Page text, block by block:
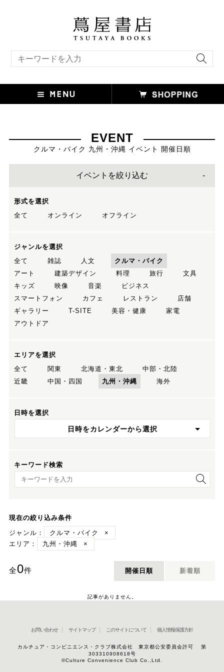
EVENT
クルマ・バイク 九州・沖縄 イベント 開催日順
イベントを絞り込む
形式を選択
全て
オンライン オフライン
ジャンルを選択
全て
雑誌 人文
クルマ・バイク
アート
建築デザイン 料理 旅行
文具
キッズ
映像 音楽
ビジネス
スマートフォン
カフェ レストラン
店舗
ギャラリー
T-SITE 美容・健康
家電
アウトドア
エリアを選択
全て
関東 北海道・東北
中部・北陸
近畿
中国・四国 九州・沖縄 海外
日時を選択
日時をカレンダーから選択
キーワード検索
キーワード検索
現在の絞り込み条件
ジャンル：
クルマ・バイク
×
エリア：
九州・沖縄 ×
全0件 開催日順 新着順
記事がありません。
お問い合わせ サイトマップ このサイトについて 個人情報保護方針
カルチュア・コンビニエンス・クラブ株式会社 東京都公安委員会許可 第
303310908618号
©Culture Convenience Club Co.,Ltd.